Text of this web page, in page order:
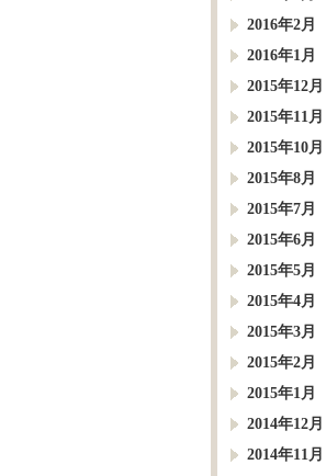
2016年2月
2016年1月
2015年12月
2015年11月
2015年10月
2015年8月
2015年7月
2015年6月
2015年5月
2015年4月
2015年3月
2015年2月
2015年1月
2014年12月
2014年11月